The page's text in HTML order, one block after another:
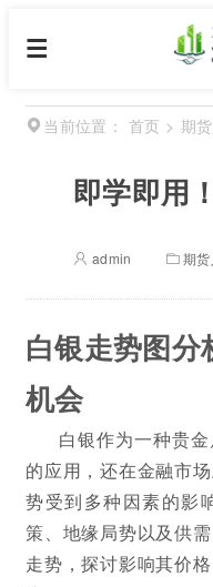
当前位置： 首页 > 期
即学即用
admin 期
白银走势图
机会
白银作为一种贵
的应用，还在金融市
势受到多种因素的影
策、地缘局势以及供
走势，探讨影响其价